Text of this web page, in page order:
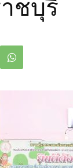
ชบุรี